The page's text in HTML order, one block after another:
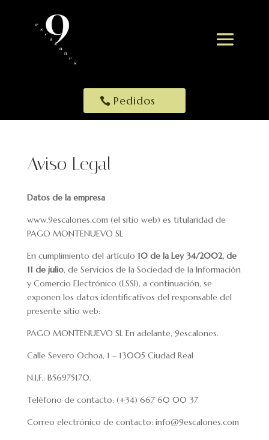
Pedidos
Aviso Legal
Datos de la empresa
www.9escalones.com (el sitio web) es titularidad de
PAGO MONTENUEVO SL
En cumplimiento del artículo 10 de la Ley 34/2002, de
11 de julio, de Servicios de la Sociedad de la Información
y Comercio Electrónico (LSSI), a continuación, se
exponen los datos identificativos del responsable del
presente sitio web:
PAGO MONTENUEVO SL En adelante, 9escalones.
Calle Severo Ochoa, 1 – 13005 Ciudad Real
N.I.F.: B56975170.
Teléfono de contacto: (+34) 667 60 00 37
Correo electrónico de contacto: info@9escalones.com